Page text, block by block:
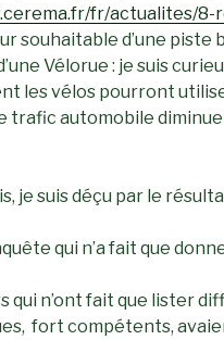
fr/actualites/
souhaitable d’une
Vélorue : je suis
les vélos pourront
trafic automobile
je suis déçu par le
qui n’a fait que
qui n’ont fait que lister
fort compétents,